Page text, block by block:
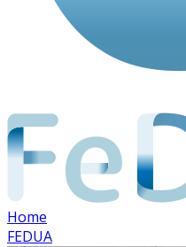
Home
FEDUA